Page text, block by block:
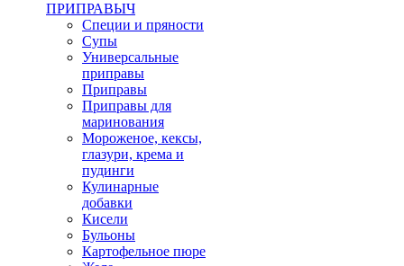
ПРИПРАВЫЧ
Специи и пряности
Супы
Универсальные
приправы
Приправы
Приправы для
маринования
Мороженое, кексы,
глазури, крема и
пудинги
Кулинарные
добавки
Кисели
Бульоны
Картофельное пюре